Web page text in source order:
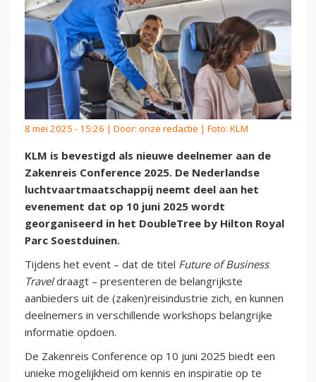
8 mei 2025 - 15:26 | Door: onze redactie | Foto: KLM
KLM is bevestigd als nieuwe deelnemer aan de
Zakenreis Conference 2025. De Nederlandse
luchtvaartmaatschappij neemt deel aan het
evenement dat op 10 juni 2025 wordt
georganiseerd in het DoubleTree by Hilton Royal
Parc Soestduinen.
Tijdens het event – dat de titel Future of Business
Traveldraagt – presenteren de belangrijkste
aanbieders uit de (zaken)reisindustrie zich, en kunnen
deelnemers in verschillende workshops belangrijke
informatie opdoen.
De Zakenreis Conference op 10 juni 2025 biedt een
unieke mogelijkheid om kennis en inspiratie op te